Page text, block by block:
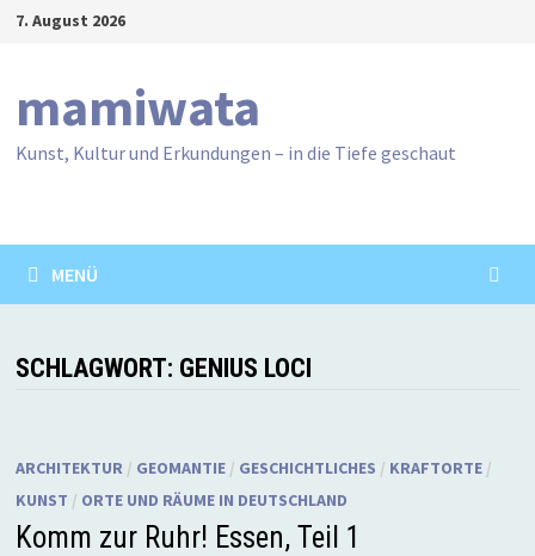
Zum7. August 2026
mamiwata
Kunst, Kultur und Erkundungen – in die Tiefe geschaut
MENÜ
SCHLAGWORT: GENIUS LOCI
ARCHITEKTUR / GEOMANTIE/ GESCHICHTLICHES / KRAFTORTE/
KUNST / ORTE UND RÄUME IN DEUTSCHLAND
Komm zur Ruhr! Essen, Teil 1